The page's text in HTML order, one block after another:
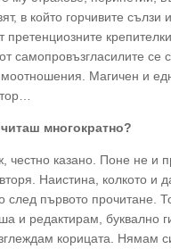
в който горчивите сълзи
самопровъзгласилите се
Магичен и
многократно?
честно казано. Поне не и
Наистина, колкото и
след първото прочитане.
и редактирам, буквално
корицата. Нямам